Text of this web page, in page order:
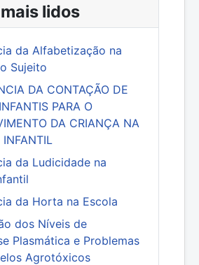
lidos
da Alfabetização na
Sujeito
DA CONTAÇÃO DE
PARA O
DA CRIANÇA NA
da Ludicidade na
da Horta na Escola
dos Níveis de
Plasmática e Problemas
Agrotóxicos